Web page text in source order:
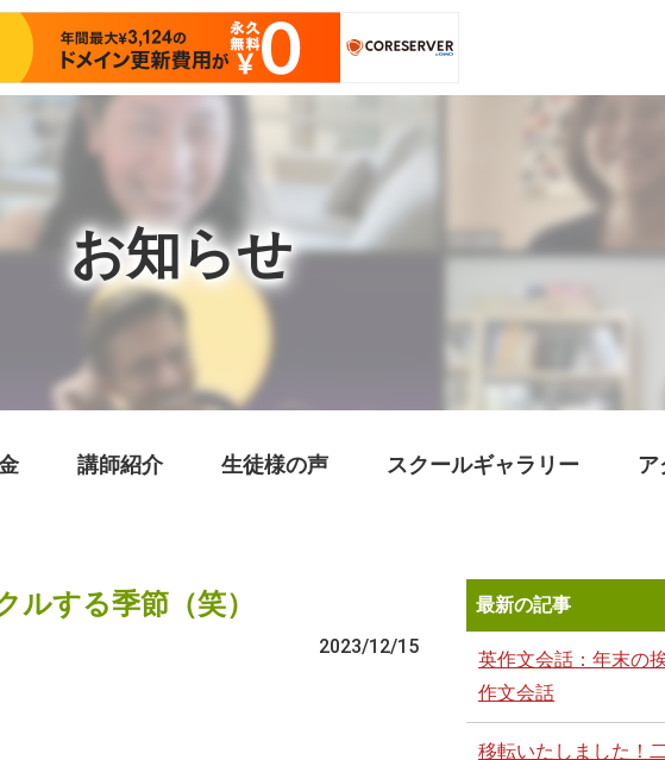
お知らせ
講師紹介 生徒様の声 スクールギャラリー ア
ルする季節（笑）
2023/12/15
最新の記事
英作文会話：年末の
作文会話
移転いたしました！